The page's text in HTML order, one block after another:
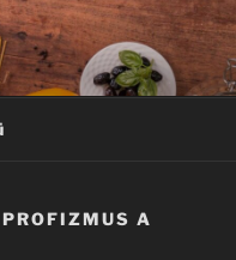
A